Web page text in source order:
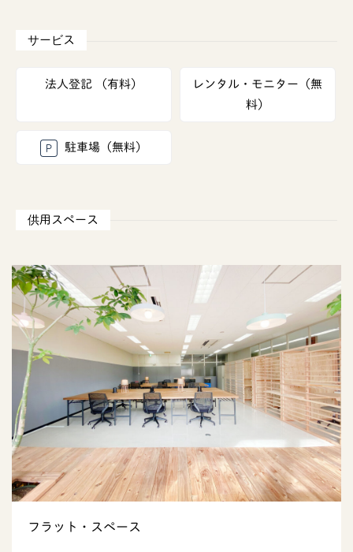
法人登記 （有料）
レンタル・モニター（無
料）
駐車場（無料）
フラット・スペース